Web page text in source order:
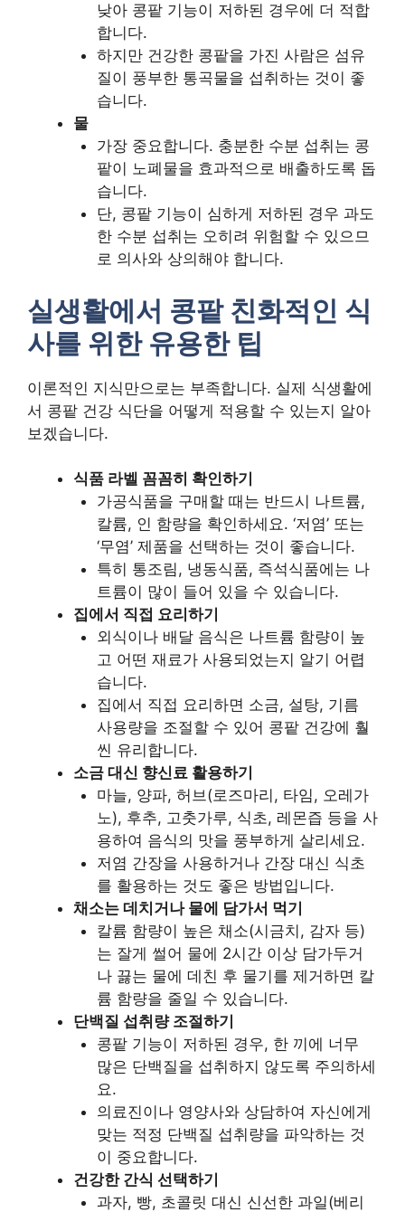
낮아 콩팥 기능이 저하된 경우에 더 적합
합니다.
하지만 건강한 콩팥을 가진 사람은 섬유
질이 풍부한 통곡물을 섭취하는 것이 좋
습니다.
물
가장 중요합니다. 충분한 수분 섭취는 콩
팥이 노폐물을 효과적으로 배출하도록 돕
습니다.
단, 콩팥 기능이 심하게 저하된 경우 과도
한 수분 섭취는 오히려 위험할 수 있으므
로 의사와 상의해야 합니다.
실생활에서 콩팥 친화적인 식
사를 위한 유용한 팁
이론적인 지식만으로는 부족합니다. 실제 식생활에
서 콩팥 건강 식단을 어떻게 적용할 수 있는지 알아
보겠습니다.
식품 라벨 꼼꼼히 확인하기
가공식품을 구매할 때는 반드시 나트륨,
칼륨, 인 함량을 확인하세요. ‘저염’ 또는
‘무염’ 제품을 선택하는 것이 좋습니다.
특히 통조림, 냉동식품, 즉석식품에는 나
트륨이 많이 들어 있을 수 있습니다.
집에서 직접 요리하기
외식이나 배달 음식은 나트륨 함량이 높
고 어떤 재료가 사용되었는지 알기 어렵
습니다.
집에서 직접 요리하면 소금, 설탕, 기름
사용량을 조절할 수 있어 콩팥 건강에 훨
씬 유리합니다.
소금 대신 향신료 활용하기
마늘, 양파, 허브(로즈마리, 타임, 오레가
노), 후추, 고춧가루, 식초, 레몬즙 등을 사
용하여 음식의 맛을 풍부하게 살리세요.
저염 간장을 사용하거나 간장 대신 식초
를 활용하는 것도 좋은 방법입니다.
채소는 데치거나 물에 담가서 먹기
칼륨 함량이 높은 채소(시금치, 감자 등)
는 잘게 썰어 물에 2시간 이상 담가두거
나 끓는 물에 데친 후 물기를 제거하면 칼
륨 함량을 줄일 수 있습니다.
단백질 섭취량 조절하기
콩팥 기능이 저하된 경우, 한 끼에 너무
많은 단백질을 섭취하지 않도록 주의하세
요.
의료진이나 영양사와 상담하여 자신에게
맞는 적정 단백질 섭취량을 파악하는 것
이 중요합니다.
건강한 간식 선택하기
과자, 빵, 초콜릿 대신 신선한 과일(베리